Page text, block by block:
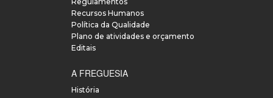
Recursos Humanos
Política da Qualidade
Plano de atividades e orçamento
Editais
A FREGUESIA
História